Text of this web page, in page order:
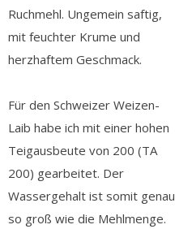
Ruchmehl. Ungemein saftig,
mit feuchter Krume und
herzhaftem Geschmack.
Für den Schweizer Weizen-
Laib habe ich mit einer hohen
Teigausbeute von 200 (TA
200) gearbeitet. Der
Wassergehalt ist somit genau
so groß wie die Mehlmenge.